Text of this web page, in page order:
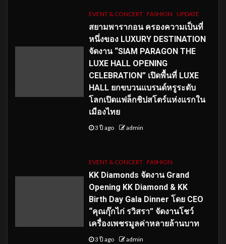
EVENT & CONCERT FASHION UPDATE
สยามพารากอน ครองความเป็นที่
หนึ่งของ LUXURY DESTINATION
จัดงาน “SIAM PARAGON THE
LUXE HALL OPENING
CELEBRATION” เปิดพื้นที่ LUXE
HALL ยกขบวนแบรนด์หรูระดับ
โลกเปิดแฟล็กชิปสโตร์แห่งแรกใน
เมืองไทย
3 ปี ago admin
EVENT & CONCERT FASHION
KK Diamonds จัดงาน Grand
Opening KK Diamond & KK
Birth Day Gala Dinner โดย CEO
“คุณกุ๊กไก่ รวิสรา” จัดงานโชว์
เครื่องเพชรมูลค่าหลายล้านบาท
3 ปี ago admin